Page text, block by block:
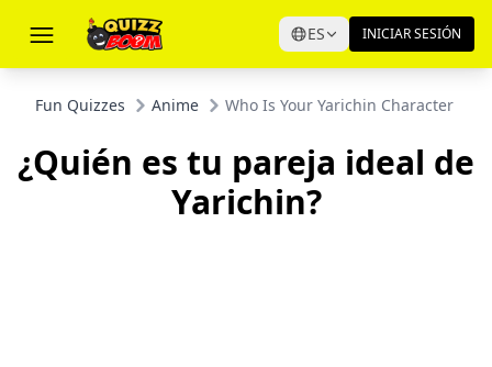
ES INICIAR SESIÓN
Fun Quizzes Anime Who Is Your Yarichin Character
¿Quién es tu pareja ideal de
Yarichin?